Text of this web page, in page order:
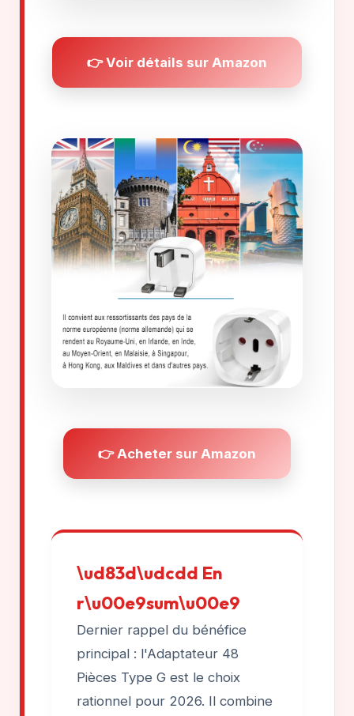
👉 Voir détails sur Amazon
👉 Acheter sur Amazon
\ud83d\udcdd En
r\u00e9sum\u00e9
Dernier rappel du bénéfice
principal : l'Adaptateur 48
Pièces Type G est le choix
rationnel pour 2026. Il combine